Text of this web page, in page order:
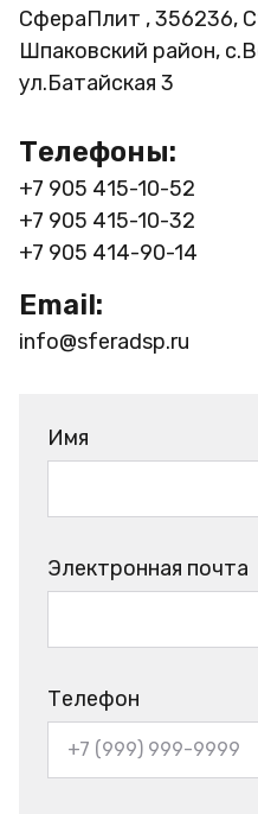
СфераПлит , 356236,
Шпаковский район,
ул.Батайская 3
Телефоны:
+7 905 415-10-52
+7 905 415-10-32
+7 905 414-90-14
Email:
info@sferadsp.ru
Имя
Электронная почта
Телефон